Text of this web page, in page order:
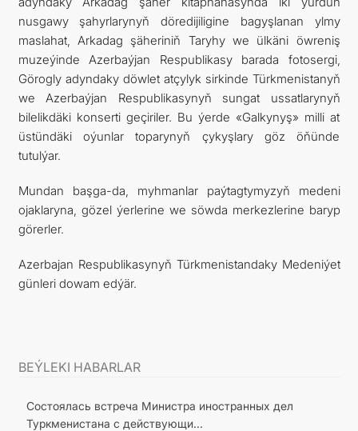
nusgawy şahyrlarynyň döredijiligine bagyşlanan ylmy
maslahat, Arkadag şäheriniň Taryhy we ülkäni öwreniş
muzeýinde Azerbaýjan Respublikasy barada fotosergi,
Görogly adyndaky döwlet atçylyk sirkinde Türkmenistanyň
we Azerbaýjan Respublikasynyň sungat ussatlarynyň
bilelikdäki konserti geçiriler. Bu ýerde «Galkynyş» milli at
üstündäki oýunlar toparynyň çykyşlary göz öňünde
tutulýar.
Mundan başga-da, myhmanlar paýtagtymyzyň medeni
ojaklaryna, gözel ýerlerine we söwda merkezlerine baryp
görerler.
Azerbajan Respublikasynyň Türkmenistandaky Medeniýet
günleri dowam edýär.
BEÝLEKI HABARLAR
Состоялась встреча Министра иностранных дел
Туркменистана с действующи...